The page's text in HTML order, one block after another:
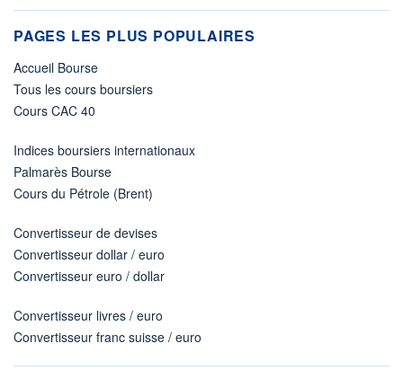
PAGES LES PLUS POPULAIRES
Accueil Bourse
Tous les cours boursiers
Cours CAC 40
Indices boursiers internationaux
Palmarès Bourse
Cours du Pétrole (Brent)
Convertisseur de devises
Convertisseur dollar / euro
Convertisseur euro / dollar
Convertisseur livres / euro
Convertisseur franc suisse / euro